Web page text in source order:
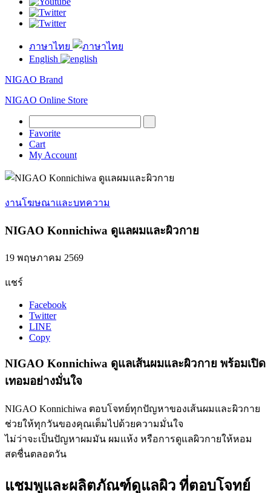
ภาษาไทย
English
NIGAO Brand
NIGAO Online Store
Favorite
Cart
My Account
งานโฆษณาและบทความ
NIGAO Konnichiwa ดูแลผมและผิวกาย
19 พฤษภาคม 2569
แชร์
Facebook
Twitter
LINE
Copy
NIGAO Konnichiwa ดูแลเส้นผมและผิวกาย พร้อมเปิด
เทอมอย่างมั่นใจ
NIGAO Konnichiwa ตอบโจทย์ทุกปัญหาของเส้นผมและผิวกาย
ช่วยให้ทุกวันของคุณเต็มไปด้วยความมั่นใจ
ไม่ว่าจะเป็นปัญหาผมมัน ผมแห้ง หรือการดูแลผิวกายให้หอม
สดชื่นตลอดวัน
แชมพูและผลิตภัณฑ์ดูแลผิว ที่ตอบโจทย์